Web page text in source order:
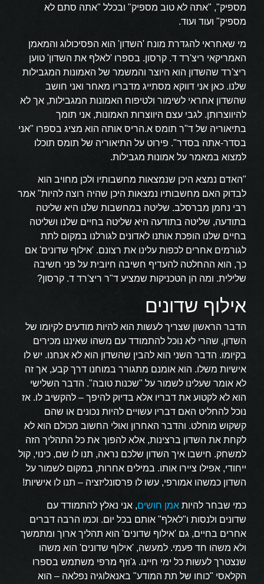
מספיק", "אתה לא טוב מספיק" ובכלל "אתה סתם לא
מספיק" ועוד ועוד.
מי שאחראי להגדרת מונח 'השדון' הוא הפסיכולוג והמאמן
האמריקאי ריצ'רד ד. קרסון. בספרו 'לאלף את השדון' טוען
ריצ'רד שהשדון הוא היוצר והמשמר של האמונות המגבילות
שלנו. כאן אני דווקא מסתייג מדבריו מאחר ואני חושב
שהשדון אחראי לשימור ולטיפוח האמונות המגבילות, אך לא
להיווצרותן. לגבי עצם היווצרות האמונות, אני תומך
בתיאוריה של ד"ר תומס א.הריס אותה הוא מציג בספרו "אני
בסדר-אתה בסדר". פירוט על התיאוריה של תומס תוכלו
למצוא במאמר על אמונות מגבילות.
"האדם נמצא היכן שנמצאות מחשבותיו ולכן מחויב הוא
לבדוק האם מחשבותיו נמצאות היכן שהיה רוצה להיות" אמר
רבי נחמן מברסלב. שליטה במחשבות שלנו היא שליטה
בתודעה, שליטה בתודעה היא שליטה בחיים שלנו ושליטה
בחיים שלנו הופכת אותנו לאדונים לגורלנו במקום לתת
לגורמים אחרים לכפות עלינו את רצונם. 'אילוף שדונים' אם
כך, הוא ההחלטה להעדיף חשיבה חיובית על פני חשיבה
שלילית. ומה הן הטכניקות שמציע ד"ר ריצ'רד ד. קרסון?
אילוף שדונים
הדבר הראשון שצריך לעשות הוא להיות מודעים לקיומו של
השדון, שהרי לא נוכל להתמודד עם משהו שאיננו מכירים
בקיומו. הדבר השני הוא להבין שהשדון הוא לא אנחנו. יש לו
אישיות משלו. הוא אומנם מתגורר במוחנו דרך קבע, אך זה
לא אומר שעלינו לשמור על "שכנות טובה". הדבר השלישי
הוא לא לקטוע את דבריו אלא בדיוק להיפך – להקשיב לו. אז
נוכל להחליט האם דבריו עשויים להיות נכונים או שהם
קשקוש מוחלט. והדבר האחרון ואולי החשוב מכולם הוא לא
לקחת את השדון ברצינות, אלא להפוך את כל התהליך הזה
למשחק. חישבו איך השדון שלכם נראה, תנו לו שם, כינוי, קול
ייחודי, אפילו ציירו אותו. במילים אחרות, במקום לשמור על
השדון כמשהו אמורפי, עשו לו פרסונליזציה – תנו לו אישיות!
כמי שבחר להיות אמן חושים, אני נאלץ להתמודד עם
שדונים ולנסות ו"לאלף" אותם בכל יום. וכמו הרבה דברים
אחרים בחיים, גם 'אילוף שדונים' הוא תהליך ארוך ומתמשך
ולא משהו חד פעמי. למעשה, 'אילוף שדונים' הוא משהו
שנצטרך לעשות כל ימי חיינו. ג'וזף מרפי משתמש בספרו
הקלאסי "כוחו של תת המודע" באנאלוגיה נפלאה – הוא